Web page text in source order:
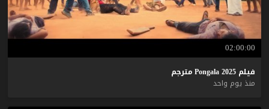
02:00:00
فيلم Pongala 2025
مترجم
منذ يوم واحد